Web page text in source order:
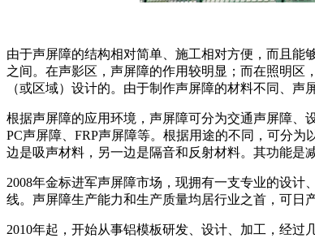
由于声屏障的结构相对简单、施工相对方便，而且能
之间。在声影区，声屏障的作用较明显；而在照明区
（或区域）设计的。由于制作声屏障的材料不同、声
根据声屏障的应用环境，声屏障可分为交通声屏障、
PC声屏障、FRP声屏障等。根据用途的不同，可分
边是吸声材料，另一边是隔音和反射材料。其功能是
2008年金标进军声屏障市场，现拥有一支专业的设
线。声屏障生产能力和生产质量均居行业之首，可日
2010年起，开始从事铝模板研发、设计、加工，经